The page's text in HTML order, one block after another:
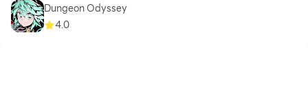
Dungeon Odyssey
4.0